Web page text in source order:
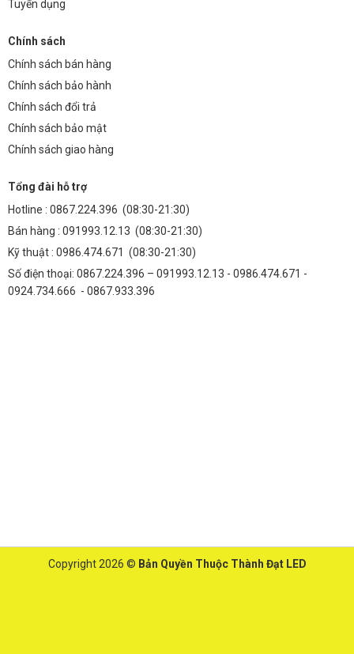
Tuyển dụng
Chính sách
Chính sách bán hàng
Chính sách bảo hành
Chính sách đổi trả
Chính sách bảo mật
Chính sách giao hàng
Tổng đài hỗ trợ
Hotline : 0867.224.396 (08:30-21:30)
Bán hàng : 091993.12.13 (08:30-21:30)
Kỹ thuật : 0986.474.671 (08:30-21:30)
Số điện thoại: 0867.224.396 – 091993.12.13 - 0986.474.671 -
0924.734.666 - 0867.933.396
Copyright 2026 © Bản Quyền Thuộc Thành Đạt LED